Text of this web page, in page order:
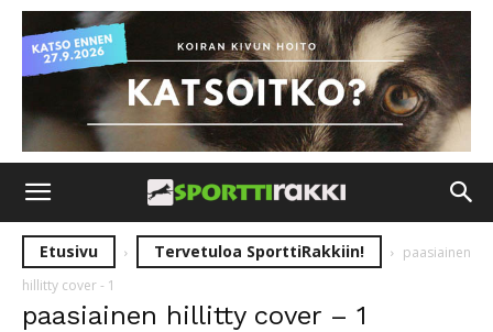
Etusivu Tervetuloa SporttiRakkiin!
paasiainen
hillitty cover - 1
paasiainen hillitty cover – 1